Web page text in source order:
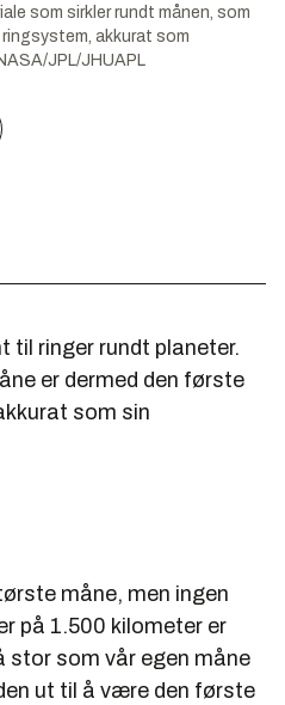
som sirkler rundt månen, som
akkurat som
JPL/JHUAPL
til ringer rundt planeter.
er dermed den første
som sin
måne, men ingen
på 1.500 kilometer er
stor som vår egen måne
ut til å være den første